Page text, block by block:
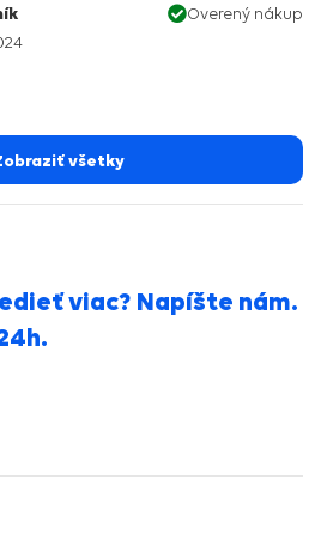
Overený nákup
Zobraziť všetky
viac? Napíšte nám.